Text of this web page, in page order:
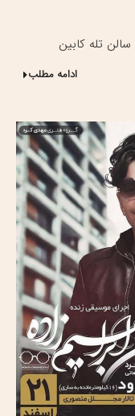
ادامه مطلب